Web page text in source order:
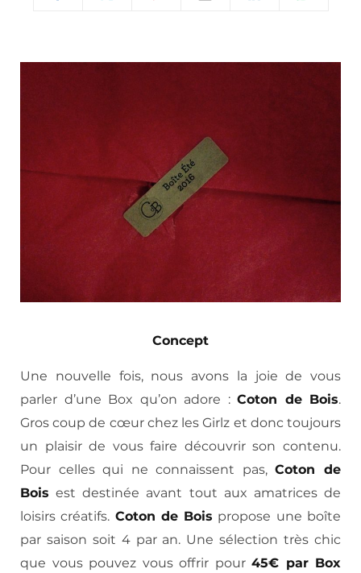
Concept
Une nouvelle fois, nous avons la joie de vous
parler d’une Box qu’on adore : Coton de Bois.
Gros coup de cœur chez les Girlz et donc toujours
un plaisir de vous faire découvrir son contenu.
Pour celles qui ne connaissent pas,Coton de
Bois est destinée avant tout aux amatrices de
loisirs créatifs. Coton de Bois propose une boîte
par saison soit 4 par an. Une sélection très chic
que vous pouvez vous offrir pour 45€ par Box